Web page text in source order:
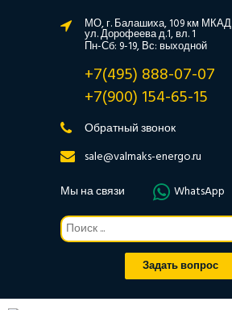
МО, г. Балашиха, 109 км МКАД
ул. Дорофеева д.1, вл. 1
Пн-Сб: 9-19, Вс: выходной
+7(495) 888-07-07
+7(900) 154-65-15
Обратный звонок
sale@valmaks-energo.ru
Мы на связи
WhatsApp
Задать вопрос